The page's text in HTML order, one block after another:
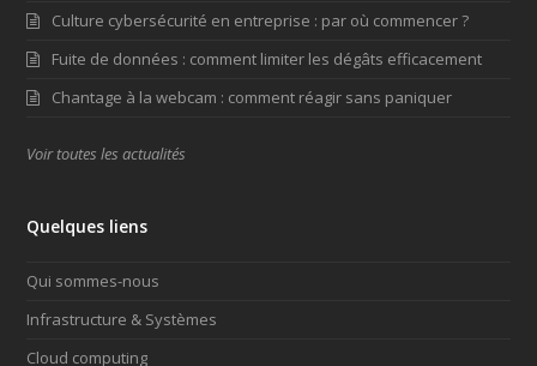
Culture cybersécurité en entreprise : par où commencer ?
Fuite de données : comment limiter les dégâts efficacement
Chantage à la webcam : comment réagir sans paniquer
Voir toutes les actualités
Quelques liens
Qui sommes-nous
Infrastructure & Systèmes
Cloud computing